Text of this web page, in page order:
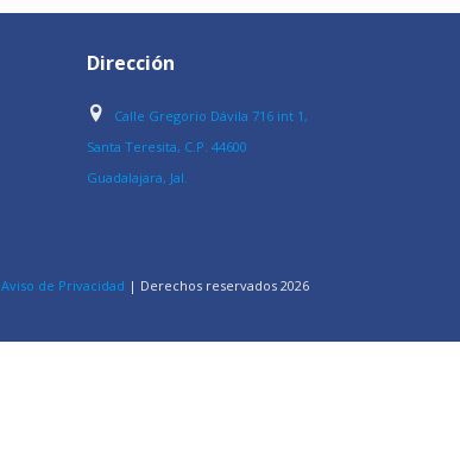
Dirección
Calle Gregorio Dávila 716 int 1,
Santa Teresita, C.P. 44600
Guadalajara, Jal.
Aviso de Privacidad | Derechos reservados 2026